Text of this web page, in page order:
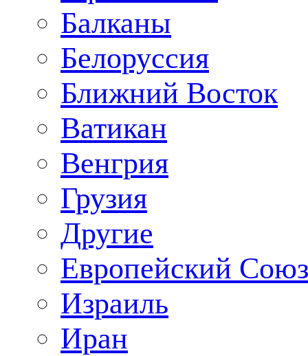
Балканы
Белоруссия
Ближний Восток
Ватикан
Венгрия
Грузия
Другие
Европейский Союз
Израиль
Иран